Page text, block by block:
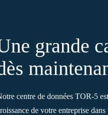
grande
centre de données TOR-5
de votre entreprise